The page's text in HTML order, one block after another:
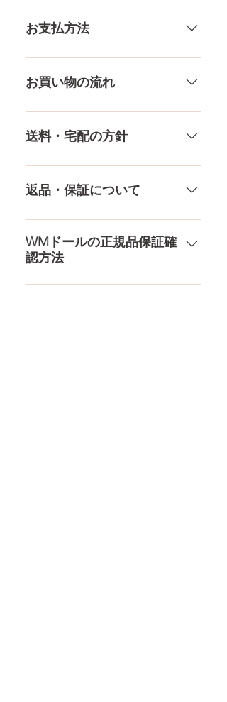
一体一体ハンドメイドで製造して
いる製品なので、商品により個体
ざいます。また、測る場所や測り
方でも多少の誤差があります。当
店採寸による実寸の誤差はご了承
ください。
お支払方法
メール、チャット（サイト下
部）、お電話やLINEで各種ご質問
銀行振込、クレジットカードなど
様々な決済方法に対応でき、お支
払いが超カンタン！ お支払方法を
もっとみる
お買い物の流れ
多種多様な品ぞろえ！工場と直接
やり取りをしているため、当店に
TPE素材、シリコン素材、上半身、
下半身、男性ドールや男の娘ドー
ルまで、ドールのパーツや収納用
品もご用意しております。 お買い
物の流れをもっと見る
送料・宅配の方針
送料は全国一律送料無料！宅配テ
ロ一斉無し！外箱には商品の中身
は一切されておりません。 送料・
配送の方針をもっと見る
返品・保証について
ドールのメイク直しなど充実した
アフターサービスを提供、最後ま
で対応いたします。 返品・保証を
WMドールの正規品保証確
認方法
コチラからWMドール様の公式サ